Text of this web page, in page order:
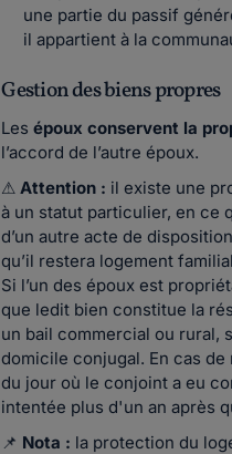
une partie du passif
il appartient à la
Gestion des biens propres
Lesépoux conservent la
l’accord de l’autre époux.
⚠Attention : il existe une
à un statut particulier, en ce
d’un autre acte de
qu’il restera logement
Si l’un des époux est
que ledit bien constitue la
un bail commercial ou rural,
domicile conjugal. En cas
du jour où le conjoint a eu
intentée plus d'un an après
📌 Nota : la protection du